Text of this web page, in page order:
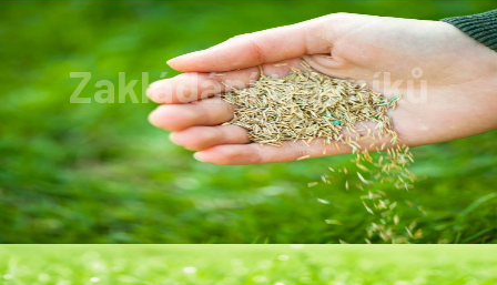
Zakládání trávníků
Zakládání trávníku provádíme v ceně od 18Kč
do 22Kč /m2.